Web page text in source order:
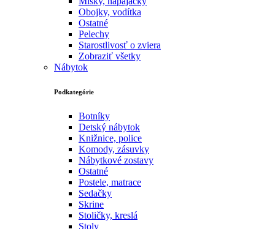
Obojky, vodítka
Ostatné
Pelechy
Starostlivosť o zviera
Zobraziť všetky
Nábytok
Podkategórie
Botníky
Detský nábytok
Knižnice, police
Komody, zásuvky
Nábytkové zostavy
Ostatné
Postele, matrace
Sedačky
Skrine
Stoličky, kreslá
Stoly